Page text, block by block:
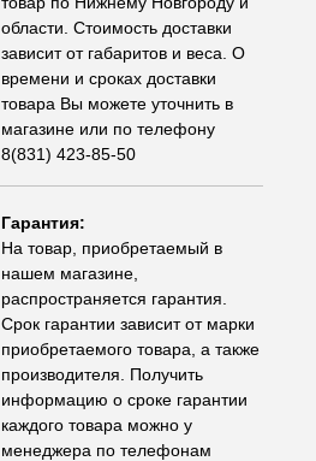
области. Стоимость доставки
зависит от габаритов и веса. О
времени и сроках доставки
товара Вы можете уточнить в
магазине или по телефону
8(831) 423-85-50
Гарантия:
На товар, приобретаемый в
нашем магазине,
распространяется гарантия.
Срок гарантии зависит от марки
приобретаемого товара, а также
производителя. Получить
информацию о сроке гарантии
каждого товара можно у
менеджера по телефонам